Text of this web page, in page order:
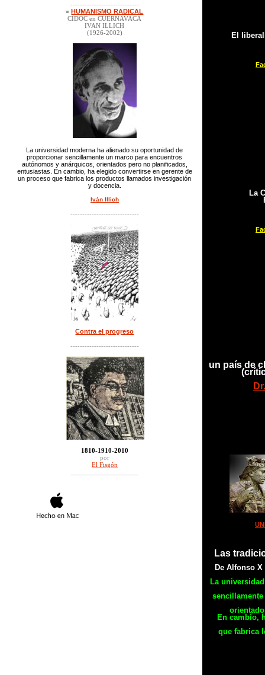
-----------------------------
HUMANISMO RADICAL
CIDOC en CUERNAVACA
IVAN ILLICH
(1926-2002)
La universidad moderna ha alienado su oportunidad de
proporcionar sencillamente un marco para encuentros
autónomos y anárquicos, orientados pero no planificados,
entusiastas. En cambio, ha elegido convertirse en gerente de
un proceso que fabrica los productos llamados investigación
y docencia.
Iván Illich
-----------------------------
Contra el progreso
-----------------------------
1810-1910-2010
por
El Fisgón
El
La
un país de
Las
De Alfonso X
La
En cambio,
que fabrica